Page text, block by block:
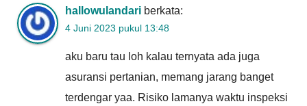
hallowulandari berkata:
4 Juni 2023 pukul 13:48
aku baru tau loh kalau ternyata ada juga
asuransi pertanian, memang jarang banget
terdengar yaa. Risiko lamanya waktu inspeksi